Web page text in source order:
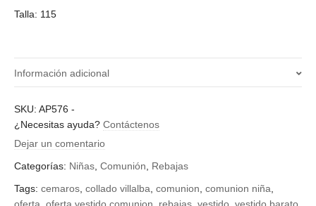
Talla: 115
Información adicional
¿Qué talla quieres?
115
SKU: AP576 -
¿Necesitas ayuda? Contáctenos
Dejar un comentario
Categorías: Niñas, Comunión, Rebajas
Tags: cemaros, collado villalba, comunion, comunion niña,